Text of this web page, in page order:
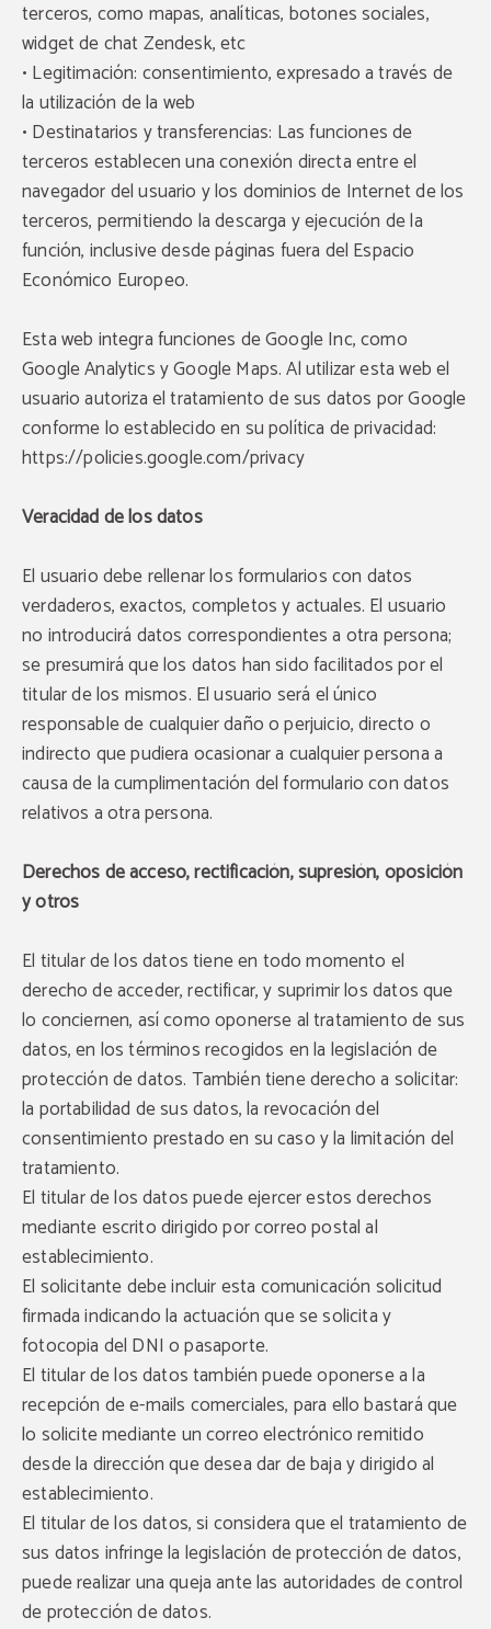
terceros, como mapas, analíticas, botones sociales,
widget de chat Zendesk, etc
• Legitimación: consentimiento, expresado a través de
la utilización de la web
• Destinatarios y transferencias: Las funciones de
terceros establecen una conexión directa entre el
navegador del usuario y los dominios de Internet de los
terceros, permitiendo la descarga y ejecución de la
función, inclusive desde páginas fuera del Espacio
Económico Europeo.
Esta web integra funciones de Google Inc, como
Google Analytics y Google Maps. Al utilizar esta web el
usuario autoriza el tratamiento de sus datos por Google
conforme lo establecido en su política de privacidad:
https://policies.google.com/privacy
Veracidad de los datos
El usuario debe rellenar los formularios con datos
verdaderos, exactos, completos y actuales. El usuario
no introducirá datos correspondientes a otra persona;
se presumirá que los datos han sido facilitados por el
titular de los mismos. El usuario será el único
responsable de cualquier daño o perjuicio, directo o
indirecto que pudiera ocasionar a cualquier persona a
causa de la cumplimentación del formulario con datos
relativos a otra persona.
Derechos de acceso, rectificación, supresión, oposición
y otros
El titular de los datos tiene en todo momento el
derecho de acceder, rectificar, y suprimir los datos que
lo conciernen, así como oponerse al tratamiento de sus
datos, en los términos recogidos en la legislación de
protección de datos. También tiene derecho a solicitar:
la portabilidad de sus datos, la revocación del
consentimiento prestado en su caso y la limitación del
tratamiento.
El titular de los datos puede ejercer estos derechos
mediante escrito dirigido por correo postal al
establecimiento.
El solicitante debe incluir esta comunicación solicitud
firmada indicando la actuación que se solicita y
fotocopia del DNI o pasaporte.
El titular de los datos también puede oponerse a la
recepción de e-mails comerciales, para ello bastará que
lo solicite mediante un correo electrónico remitido
desde la dirección que desea dar de baja y dirigido al
establecimiento.
El titular de los datos, si considera que el tratamiento de
sus datos infringe la legislación de protección de datos,
puede realizar una queja ante las autoridades de control
de protección de datos.
Descuento más de 3
en Casa Suaya.
Válido hasta el 15 de diciembre.